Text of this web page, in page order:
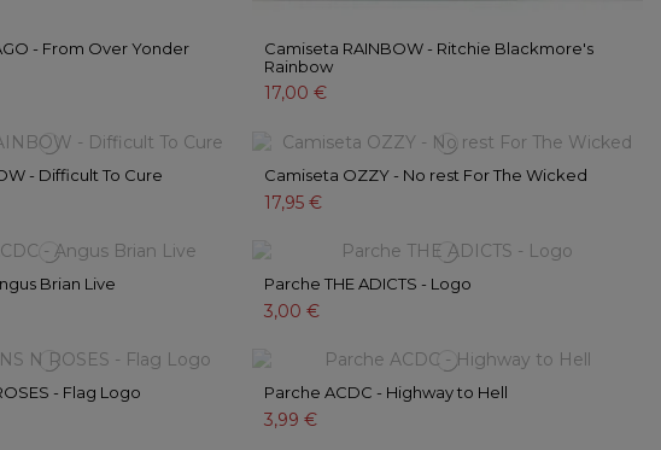
- From Over Yonder
Camiseta RAINBOW - Ritchie Blackmore's
Rainbow
17,00 €
- Difficult To Cure Camiseta OZZY - No rest For The Wicked
17,95 €
Brian Live Parche THE ADICTS - Logo
3,00 €
- Flag Logo Parche ACDC - Highway to Hell
3,99 €